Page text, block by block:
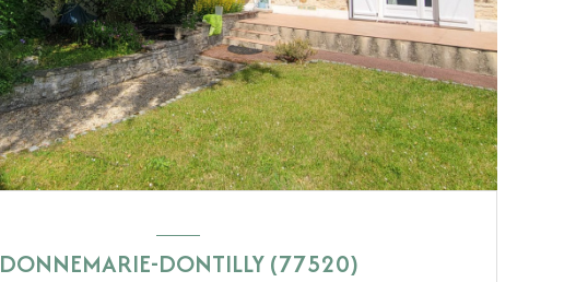
DONNEMARIE-DONTILLY (77520)